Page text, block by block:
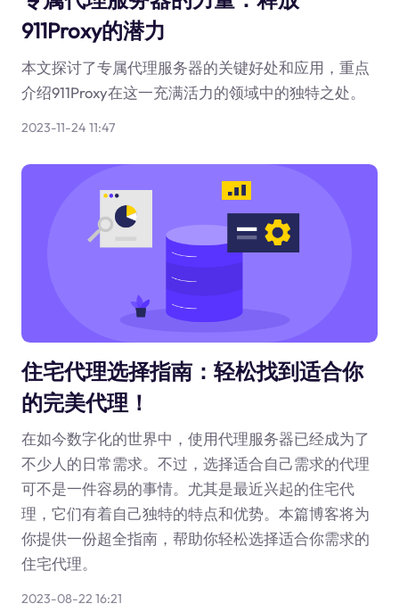
911Proxy的潜力
本文探讨了专属代理服务器的关键好处和应用，重点
介绍911Proxy在这一充满活力的领域中的独特之处。
2023-11-24 11:47
住宅代理选择指南：轻松找到适合你
的完美代理！
在如今数字化的世界中，使用代理服务器已经成为了
不少人的日常需求。不过，选择适合自己需求的代理
可不是一件容易的事情。尤其是最近兴起的住宅代
理，它们有着自己独特的特点和优势。本篇博客将为
你提供一份超全指南，帮助你轻松选择适合你需求的
住宅代理。
2023-08-22 16:21